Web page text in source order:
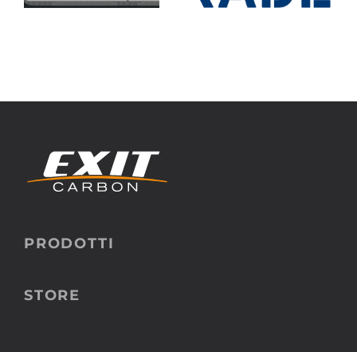
PRODOTTI
STORE